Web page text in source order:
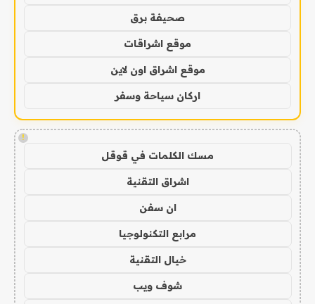
صحيفة برق
موقع اشراقات
موقع اشراق اون لاين
اركان سياحة وسفر
!
مسك الكلمات في قوقل
اشراق التقنية
ان سفن
مرابع التكنولوجيا
خيال التقنية
شوف ويب